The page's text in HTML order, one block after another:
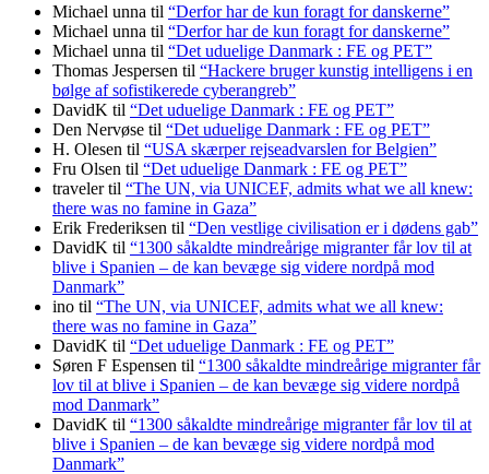
Michael unna til “Derfor har de kun foragt for danskerne”
Michael unna til “Derfor har de kun foragt for danskerne”
Michael unna til “Det uduelige Danmark : FE og PET”
Thomas Jespersen til “Hackere bruger kunstig intelligens i en
bølge af sofistikerede cyberangreb”
DavidK til “Det uduelige Danmark : FE og PET”
Den Nervøse til “Det uduelige Danmark : FE og PET”
H. Olesen til “USA skærper rejseadvarslen for Belgien”
Fru Olsen til “Det uduelige Danmark : FE og PET”
travelertil “The UN, via UNICEF, admits what we all knew:
there was no famine in Gaza”
Erik Frederiksen til “Den vestlige civilisation er i dødens gab”
DavidK til “1300 såkaldte mindreårige migranter får lov til at
blive i Spanien – de kan bevæge sig videre nordpå mod
Danmark”
ino til “The UN, via UNICEF, admits what we all knew:
there was no famine in Gaza”
DavidK til “Det uduelige Danmark : FE og PET”
Søren F Espensen til “1300 såkaldte mindreårige migranter får
lov til at blive i Spanien – de kan bevæge sig videre nordpå
mod Danmark”
DavidK til “1300 såkaldte mindreårige migranter får lov til at
blive i Spanien – de kan bevæge sig videre nordpå mod
Danmark”